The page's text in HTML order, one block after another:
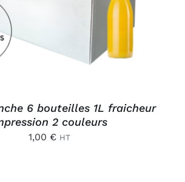
6 bouteilles 1L fraicheur
2 couleurs
1,00 € HT